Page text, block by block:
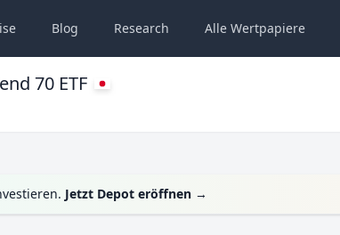
Blog Research Alle Wertpapiere
70 ETF
Jetzt Depot eröffnen →